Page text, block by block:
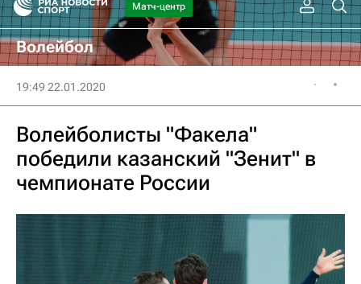
Матч-центр
Волейбол
19:49 22.01.2020
Волейболисты "Факела"
победили казанский "Зенит" в
чемпионате России